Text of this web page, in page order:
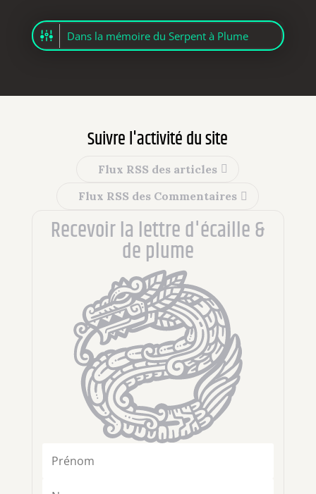
Suivre l'activité du site
Flux RSS des articles
Flux RSS des Commentaires
Recevoir la lettre d'écaille &
de plume